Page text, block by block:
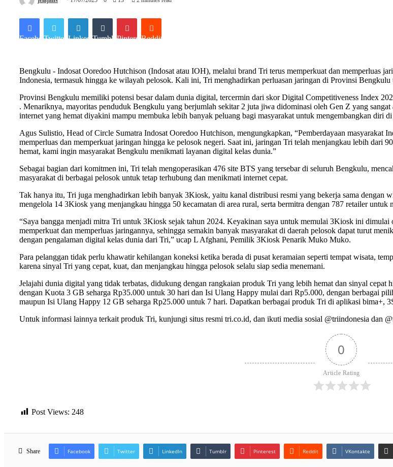
FacebookTwitter LinkedInTumblr PinterestReddit
Bengkulu - Indosat Ooredoo Hutchison (Indosat atau IOH), melalui brand Tri terus memperkuat dan memperluas
Indonesia, termasuk hingga ke wilayah pelosok. Kali ini, Tri menghadirkan perluasan jaringan di Provinsi
Provinsi Bengkulu memiliki potensi besar dalam dunia digital, tercermin dari skor Digital Competitiveness Index
. Menariknya, mayoritas penduduk Bengkulu yang berjumlah sekitar 2 juta jiwa didominasi oleh Gen Z yang
internet yang hemat diyakini mampu membuka lebih banyak peluang bagi masyarakat untuk mengembangkan diri
Agus Sulistio, Head of Circle Sumatra Indosat Ooredoo Hutchison, mengungkapkan, “Pemberdayaan masyarakat
memperluas dan memperkuat jaringan hingga ke pelosok negeri. Saat ini, jaringan Tri telah menjangkau lebih
hemat, kami ingin masyarakat Bengkulu menikmati layanan digital kelas dunia.”
Sebagai bagian dari komitmen ini, Tri telah mengoperasikan 476 site BTS yang tersebar di seluruh Bengkulu,
masyarakat di berbagai pelosok untuk tetap terhubung dan menikmati internet cepat.
Tak hanya itu, Tri juga menghadirkan lebih banyak 3Kiosk, yaitu kanal distribusi resmi yang bekerja sama
mengelola 14 3Kiosk yang menjangkau hingga 50 kecamatan di area rural, serta bermitra dengan 787 retailer
“Saya bangga menjadi mitra Tri untuk 3Kiosk sejak tahun 2024. Keyakinan saya untuk memulai 3Kiosk ini
memperkuat dan memperluas jaringannya, sehingga semakin banyak masyarakat di daerah pelosok dapat turut
dengan pengalaman digital kelas dunia dari Tri,” ucap L Afghani, Pemilik 3Kiosk Penarik Muko Muko.
Para pelanggan tidak perlu khawatir kehilangan koneksi ketika berada di pusat keramaian seperti tempat wisata,
karena sinyal Tri yang cepat, kuat, dan menjangkau hingga pelosok selalu siap sedia menemani.
Jelajahi dunia digital yang tidak terbatas, didukung dengan rangkaian produk Tri yang lebih hemat dan sinyal
dengan Kuota 3 GB seharga Rp35.000 untuk 30 hari dan Isi Ulang Happy mulai dari Rp5.000, dengan berbagai
maupun Isi Ulang Happy 12 GB seharga Rp25.000 untuk 7 hari. Dapatkan berbagai produk Tri di aplikasi bima+,
Untuk informasi lainnya terkait produk Tri, kunjungi situs resmi tri.co.id, dan ikuti media sosial @triindonesia dan
0
Article Rating
Post Views: 248
Share Facebook Twitter LinkedIn Tumblr Pinterest Reddit VKontakte